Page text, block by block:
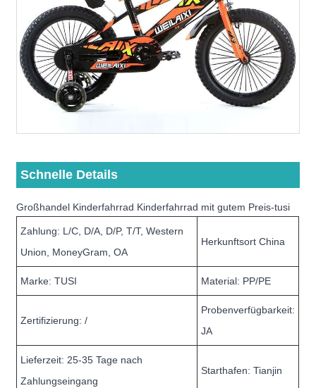
Schnelle Details
Großhandel Kinderfahrrad Kinderfahrrad mit gutem Preis-tusi
Zahlung: L/C, D/A, D/P, T/T, Western
Union, MoneyGram, OA
Herkunftsort China
Marke: TUSI Material: PP/PE
Zertifizierung: /
Probenverfügbarkeit:
JA
Lieferzeit: 25-35 Tage nach
Zahlungseingang
Starthafen: Tianjin